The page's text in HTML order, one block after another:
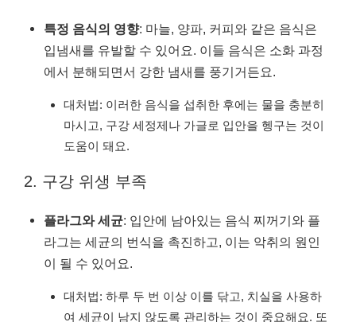
특정 음식의 영향: 마늘, 양파, 커피와 같은 음식은
입냄새를 유발할 수 있어요. 이들 음식은 소화 과정
에서 분해되면서 강한 냄새를 풍기거든요.
대처법: 이러한 음식을 섭취한 후에는 물을 충분히
마시고, 구강 세정제나 가글로 입안을 헹구는 것이
도움이 돼요.
2. 구강 위생 부족
플라그와 세균: 입안에 남아있는 음식 찌꺼기와 플
라그는 세균의 번식을 촉진하고, 이는 악취의 원인
이 될 수 있어요.
대처법: 하루 두 번 이상 이를 닦고, 치실을 사용하
여 세균이 남지 않도록 관리하는 것이 중요해요. 또